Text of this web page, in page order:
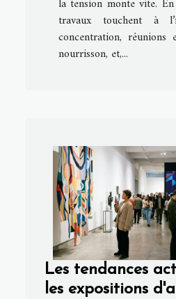
travaux touchent à
concentration, réunions
nourrisson, et,...
Les tendances
les expositions